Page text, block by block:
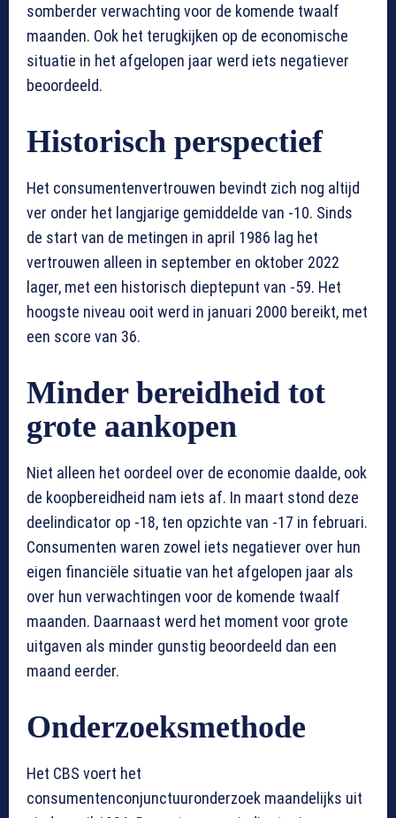
somberder verwachting voor de komende twaalf
maanden. Ook het terugkijken op de economische
situatie in het afgelopen jaar werd iets negatiever
beoordeeld.
Historisch perspectief
Het consumentenvertrouwen bevindt zich nog altijd
ver onder het langjarige gemiddelde van -10. Sinds
de start van de metingen in april 1986 lag het
vertrouwen alleen in september en oktober 2022
lager, met een historisch dieptepunt van -59. Het
hoogste niveau ooit werd in januari 2000 bereikt, met
een score van 36.
Minder bereidheid tot
grote aankopen
Niet alleen het oordeel over de economie daalde, ook
de koopbereidheid nam iets af. In maart stond deze
deelindicator op -18, ten opzichte van -17 in februari.
Consumenten waren zowel iets negatiever over hun
eigen financiële situatie van het afgelopen jaar als
over hun verwachtingen voor de komende twaalf
maanden. Daarnaast werd het moment voor grote
uitgaven als minder gunstig beoordeeld dan een
maand eerder.
Onderzoeksmethode
Het CBS voert het
consumentenconjunctuuronderzoek maandelijks uit